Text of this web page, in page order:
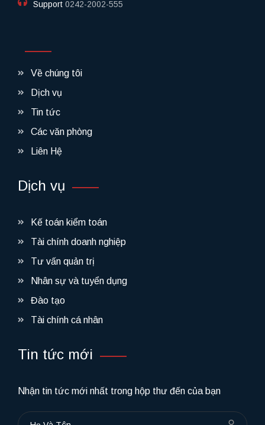
Support 0242-2002-555​
Về chúng tôi
Dịch vụ
Tin tức
Các văn phòng
Liên Hệ
Dịch vụ
Kế toán kiểm toán
Tài chính doanh nghiệp
Tư vấn quản trị
Nhân sự và tuyển dụng
Đào tạo
Tài chính cá nhân
Tin tức mới
Nhận tin tức mới nhất trong hộp thư đến của bạn